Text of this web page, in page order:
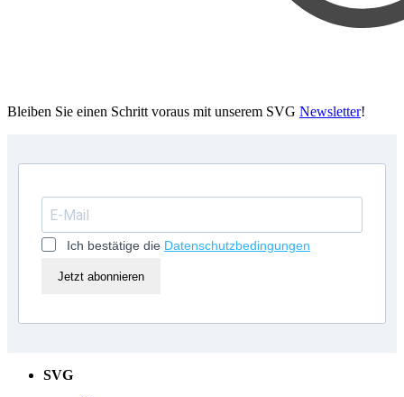
Bleiben Sie einen Schritt voraus mit unserem SVG Newsletter!
Ich bestätige die Datenschutzbedingungen
Jetzt abonnieren
SVG